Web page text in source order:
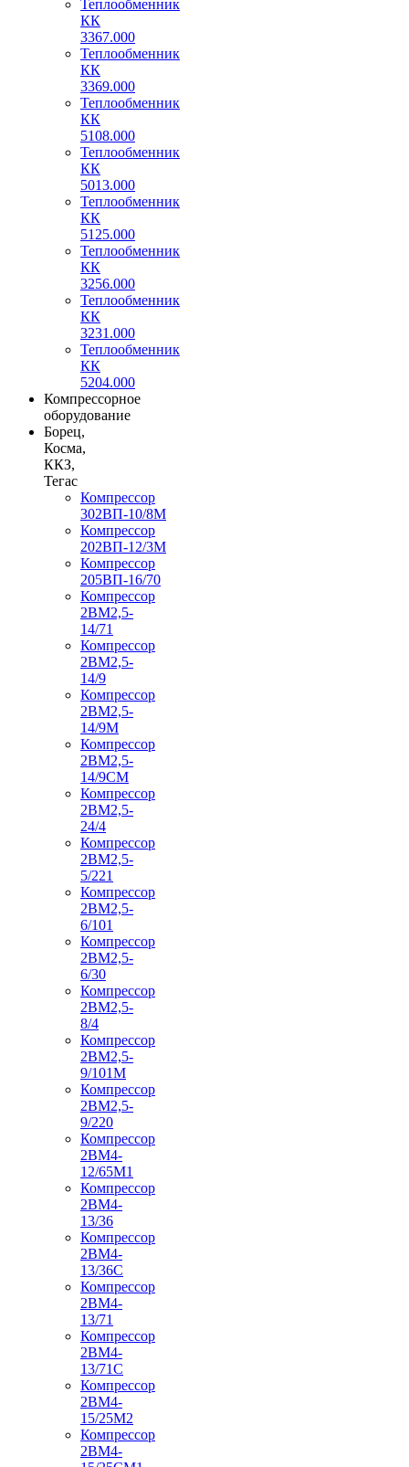
Теплообменник
КК
3367.000
Теплообменник
КК
3369.000
Теплообменник
КК
5108.000
Теплообменник
КК
5013.000
Теплообменник
КК
5125.000
Теплообменник
КК
3256.000
Теплообменник
КК
3231.000
Теплообменник
КК
5204.000
Компрессорное
оборудование
Борец,
Косма,
ККЗ,
Тегас
Компрессор
302ВП-10/8М
Компрессор
202ВП-12/3М
Компрессор
205ВП-16/70
Компрессор
2ВМ2,5-
14/71
Компрессор
2ВМ2,5-
14/9
Компрессор
2ВМ2,5-
14/9М
Компрессор
2ВМ2,5-
14/9СМ
Компрессор
2ВМ2,5-
24/4
Компрессор
2ВМ2,5-
5/221
Компрессор
2ВМ2,5-
6/101
Компрессор
2ВМ2,5-
6/30
Компрессор
2ВМ2,5-
8/4
Компрессор
2ВМ2,5-
9/101М
Компрессор
2ВМ2,5-
9/220
Компрессор
2ВМ4-
12/65М1
Компрессор
2ВМ4-
13/36
Компрессор
2ВМ4-
13/36С
Компрессор
2ВМ4-
13/71
Компрессор
2ВМ4-
13/71С
Компрессор
2ВМ4-
15/25М2
Компрессор
2ВМ4-